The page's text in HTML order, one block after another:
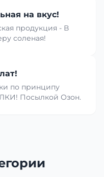
на вкус!
продукция - В
соленая!
по принципу
Посылкой Озон.